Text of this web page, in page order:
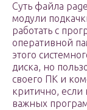
Суть файла
модули
работать с
оперативной
этого
диска, но
своего ПК и
критично, если
важных